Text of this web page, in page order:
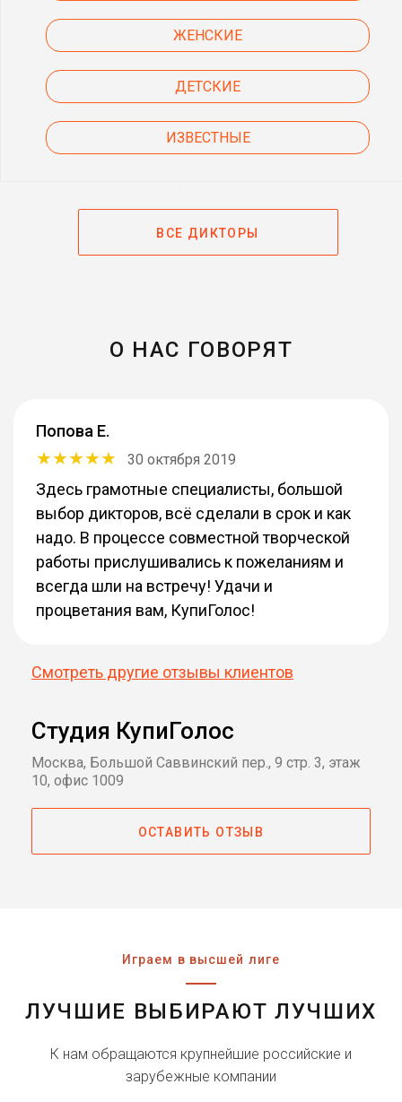
ЖЕНСКИЕ
ДЕТСКИЕ
ИЗВЕСТНЫЕ
ВСЕ ДИКТОРЫ
О НАС ГОВОРЯТ
Попова Е.
30 октября 2019
Здесь грамотные специалисты, большой
выбор дикторов, всё сделали в срок и как
надо. В процессе совместной творческой
работы прислушивались к пожеланиям и
всегда шли на встречу! Удачи и
процветания вам, КупиГолос!
Смотреть другие отзывы клиентов
Студия КупиГолос
Москва, Большой Саввинский пер., 9 стр. 3, этаж
10, офис 1009
ОСТАВИТЬ ОТЗЫВ
Играем в высшей лиге
ЛУЧШИЕ ВЫБИРАЮТ ЛУЧШИХ
К нам обращаются крупнейшие российские и
зарубежные компании